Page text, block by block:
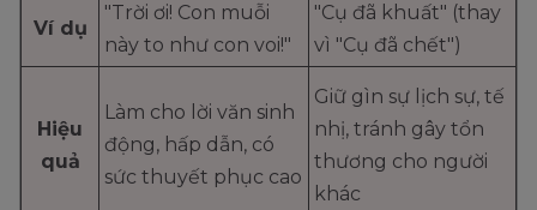
Ví dụ
"Trời ơi! Con muỗi
này to như con voi!"
"Cụ đã khuất" (thay
vì "Cụ đã chết")
Hiệu
quả
Làm cho lời văn sinh
động, hấp dẫn, có
sức thuyết phục cao
Giữ gìn sự lịch sự, tế
nhị, tránh gây tổn
thương cho người
khác